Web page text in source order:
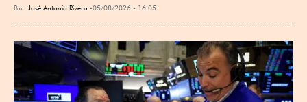
Por José Antonio Rivera 05/08/2026 - 16:05